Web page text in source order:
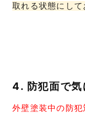
取れる状態にして
4. 防犯面で気
外壁塗装中の防